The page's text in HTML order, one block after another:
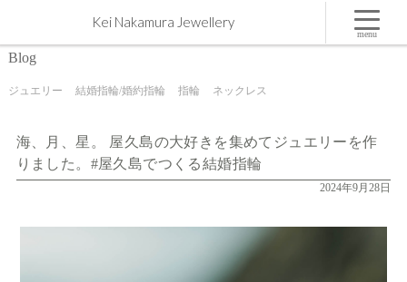
海、月、星。 屋久島の大好きを集めてジュエリーを作りました。#屋久島でつくる結婚指輪 | 屋
久島,ジュエリー,オーダーメイドのマリッジリング（結婚・婚約指輪）制作 | Kei Nakamura
Kei Nakamura Jewellery
Blog
ジュエリー 結婚指輪/婚約指輪 指輪 ネックレス
海、月、星。 屋久島の大好きを集めてジュエリーを作
りました。#屋久島でつくる結婚指輪
2024年9月28日
menu